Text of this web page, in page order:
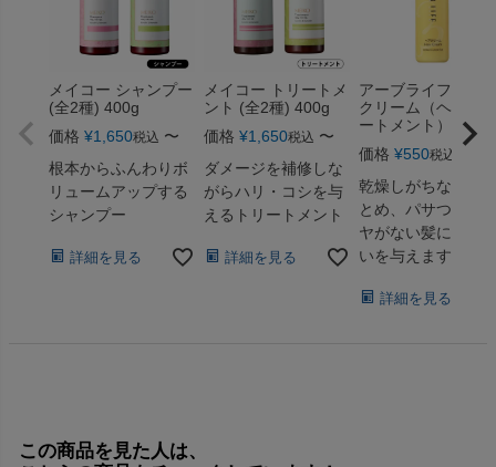
メイコー シャンプー
(全2種) 400g
価格 ¥1,650税込 〜
根本からふんわりボ
リュームアップする
シャンプー
詳細を見る
メイコー トリートメ
ント (全2種) 400g
価格 ¥1,650税込 〜
ダメージを補修しな
がらハリ・コシを与
えるトリートメント
詳細を見る
アーブライフ ヘ
クリーム（ヘアト
ートメント）
価格 ¥550税込
乾燥しがちな髪を
とめ、パサついて
ヤがない髪にうる
いを与えます。
詳細を見る
この商品を見た人は、